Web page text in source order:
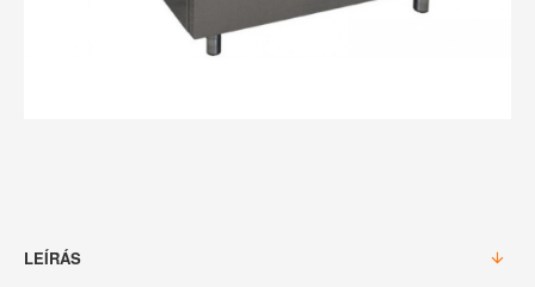
LEÍRÁS